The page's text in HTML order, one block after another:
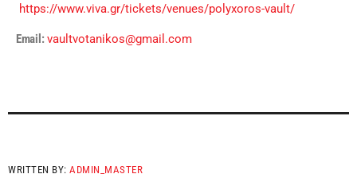
https://www.viva.gr/tickets/venues/polyxoros-vault/
Email: vaultvotanikos@gmail.com
WRITTEN BY:ADMIN_MASTER